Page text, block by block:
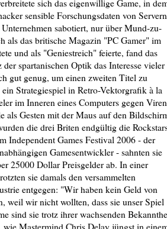
sich das eigenwillige Game, in
sensible Forschungsdaten von Servern
sabotiert, nur über Mund-zu-
als das britische Magazin "PC Gamer" im
und als "Geniestreich" feierte, fand das
spartanischen Optik das Interesse vieler
gut genug, um einen zweiten Titel zu
Strategiespiel in Retro-Vektorgrafik à la
im Inneren eines Computers gegen Viren
als Gesten mit der Maus auf den
die drei Briten endgültig die
Independent Games Festival 2006 - der
Gamesentwickler - sahnten sie
25000 Dollar Preisgelder ab. In einer
sie damals den versammelten
entgegen: "Wir haben kein Geld von
weil wir nicht wollten, dass sie unser Spiel
sind sie trotz ihrer wachsenden
wie Mastermind Chris Delay jüngst in